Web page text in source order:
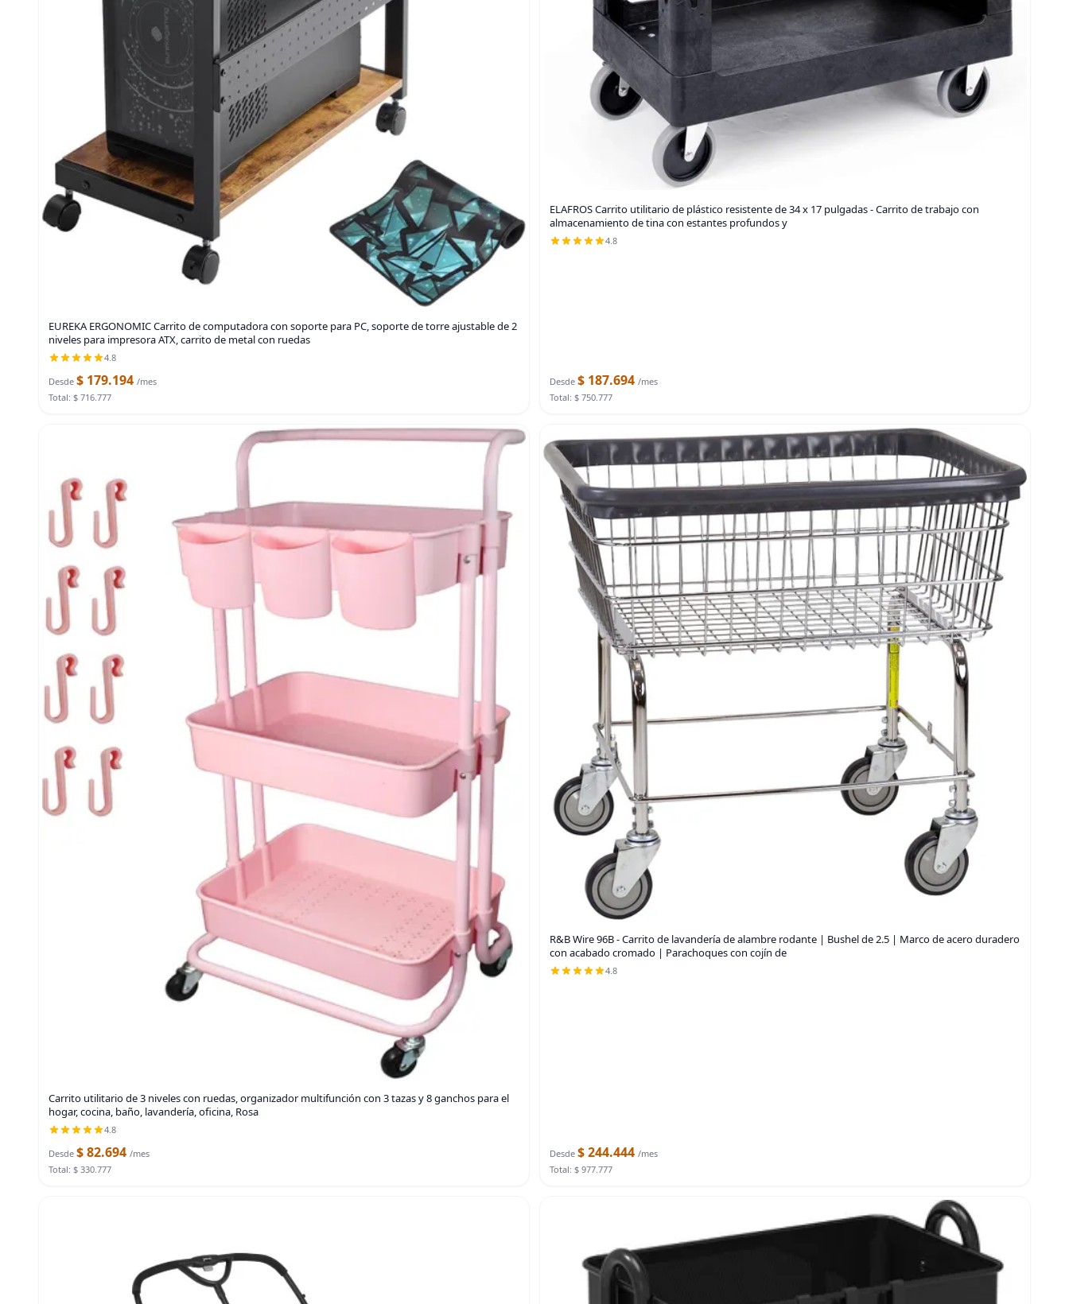
EUREKA ERGONOMIC Carrito de computadora con soporte para PC, soporte de torre ajustable de 2
niveles para impresora ATX, carrito de metal con ruedas
4.8
Desde $ 179.194 /mes
Total: $ 716.777
ELAFROS Carrito utilitario de plástico resistente de 34 x 17 pulgadas - Carrito de trabajo con
almacenamiento de tina con estantes profundos y
4.8
Desde $ 187.694 /mes
Total: $ 750.777
Carrito utilitario de 3 niveles con ruedas, organizador multifunción con 3 tazas y 8 ganchos para el
hogar, cocina, baño, lavandería, oficina, Rosa
4.8
Desde $ 82.694 /mes
Total: $ 330.777
R&B Wire 96B - Carrito de lavandería de alambre rodante | Bushel de 2.5 | Marco de acero duradero
con acabado cromado | Parachoques con cojín de
4.8
Desde $ 244.444 /mes
Total: $ 977.777